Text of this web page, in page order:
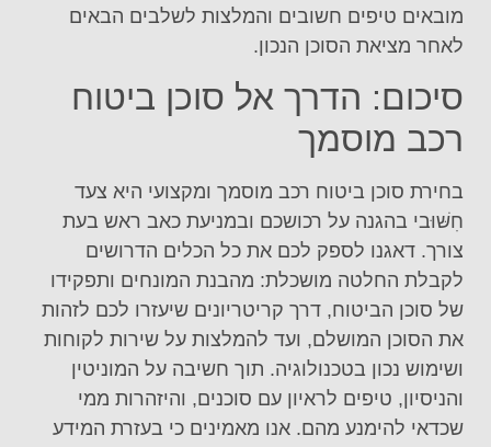
מובאים טיפים חשובים והמלצות לשלבים הבאים
לאחר מציאת הסוכן הנכון.
סיכום: הדרך אל סוכן ביטוח
רכב מוסמך
בחירת סוכן ביטוח רכב מוסמך ומקצועי היא צעד
חִשּׁוּבי בהגנה על רכושכם ובמניעת כאב ראש בעת
צורך. דאגנו לספק לכם את כל הכלים הדרושים
לקבלת החלטה מושכלת: מהבנת המונחים ותפקידו
של סוכן הביטוח, דרך קריטריונים שיעזרו לכם לזהות
את הסוכן המושלם, ועד להמלצות על שירות לקוחות
ושימוש נכון בטכנולוגיה. תוך חשיבה על המוניטין
והניסיון, טיפים לראיון עם סוכנים, והיזהרות ממי
שכדאי להימנע מהם. אנו מאמינים כי בעזרת המידע